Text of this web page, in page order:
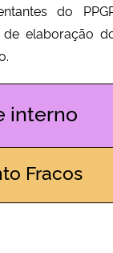
do
elaboração
interno
Fracos